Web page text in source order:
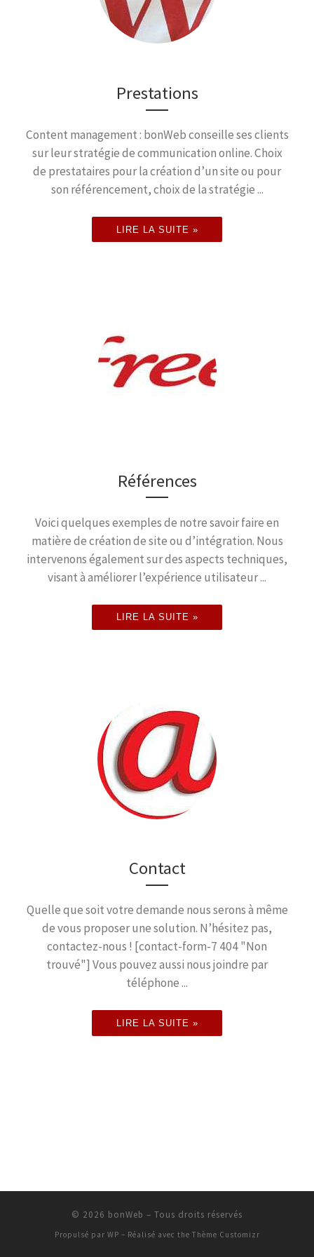
Prestations
Content management : bonWeb conseille ses clients
sur leur stratégie de communication online. Choix
de prestataires pour la création d’un site ou pour
son référencement, choix de la stratégie ...
LIRE LA SUITE »
Références
Voici quelques exemples de notre savoir faire en
matière de création de site ou d’intégration. Nous
intervenons également sur des aspects techniques,
visant à améliorer l’expérience utilisateur ...
LIRE LA SUITE »
Contact
Quelle que soit votre demande nous serons à même
de vous proposer une solution. N’hésitez pas,
contactez-nous ! [contact-form-7 404 "Non
trouvé"] Vous pouvez aussi nous joindre par
téléphone ...
LIRE LA SUITE »
© 2026 bonWeb – Tous droits réservés
Propulsé par WP – Réalisé avec the Thème Customizr